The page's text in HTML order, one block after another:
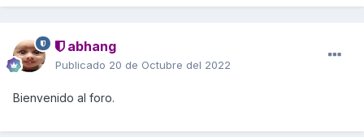
abhang
Publicado 20 de Octubre del 2022
Bienvenido al foro.